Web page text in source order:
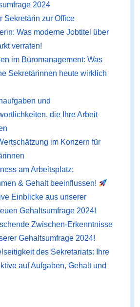
2024
Sekretärin zur Office
Was moderne Jobtitel über
verraten!
im Büromanagement: Was
Sekretärinnen heute wirklich
und
die Ihre Arbeit
im Konzern für
am Arbeitsplatz:
& Gehalt beeinflussen!
Einblicke aus unserer
Gehaltsumfrage 2024!
Zwischen-Erkenntnisse
Gehaltsumfrage 2024!
des Sekretariats: Ihre
auf Aufgaben, Gehalt und